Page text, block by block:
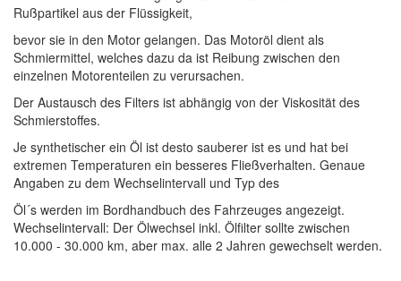
Rußpartikel aus der Flüssigkeit,
bevor sie in den Motor gelangen. Das Motoröl dient als
Schmiermittel, welches dazu da ist Reibung zwischen den
einzelnen Motorenteilen zu verursachen.
Der Austausch des Filters ist abhängig von der Viskosität des
Schmierstoffes.
Je synthetischer ein Öl ist desto sauberer ist es und hat bei
extremen Temperaturen ein besseres Fließverhalten. Genaue
Angaben zu dem Wechselintervall und Typ des
Öl´s werden im Bordhandbuch des Fahrzeuges angezeigt.
Wechselintervall: Der Ölwechsel inkl. Ölfilter sollte zwischen
10.000 - 30.000 km, aber max. alle 2 Jahren gewechselt werden.